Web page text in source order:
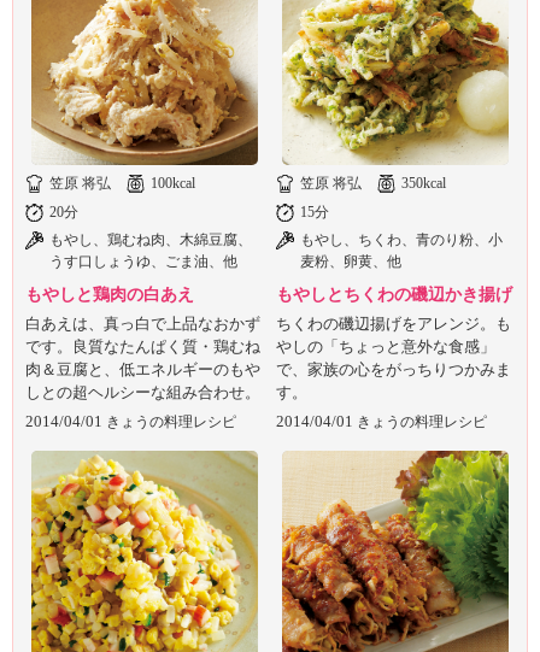
み
ん
な
の
笠原 将弘
100kcal
20分
もやし、鶏むね肉、木綿豆腐、
うす口しょうゆ、ごま油、他
もやしと鶏肉の白あえ
白あえは、真っ白で上品なおかず
です。良質なたんぱく質・鶏むね
肉＆豆腐と、低エネルギーのもや
しとの超ヘルシーな組み合わせ。
2014/04/01 きょうの料理レシピ
笠原 将弘
350kcal
15分
もやし、ちくわ、青のり粉、小
麦粉、卵黄、他
もやしとちくわの磯辺かき揚げ
ちくわの磯辺揚げをアレンジ。も
やしの「ちょっと意外な食感」
で、家族の心をがっちりつかみま
す。
2014/04/01 きょうの料理レシピ